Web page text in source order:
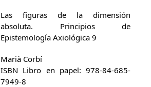
Las figuras de la dimensión
absoluta. Principios de
Epistemología Axiológica 9
Marià Corbí
ISBN Libro en papel: 978-84-685-
7949-8